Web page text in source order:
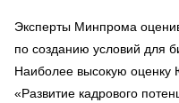
Эксперты Минпрома
по созданию условий для
Наиболее высокую оценку
«Развитие кадрового